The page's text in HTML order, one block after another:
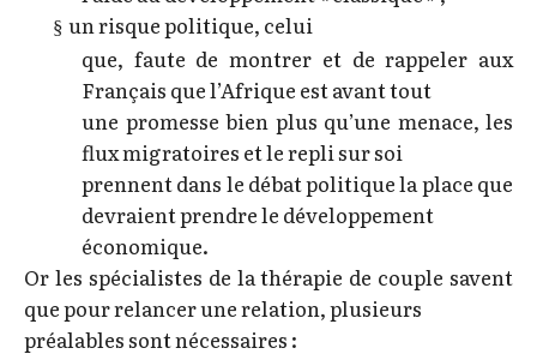
§ un risque politique, celui
que, faute de montrer et de rappeler aux
Français que l’Afrique est avant tout
une promesse bien plus qu’une menace, les
flux migratoires et le repli sur soi
prennent dans le débat politique la place que
devraient prendre le développement
économique.
Or les spécialistes de la thérapie de couple savent
que pour relancer une relation,plusieurs
préalables sont nécessaires :